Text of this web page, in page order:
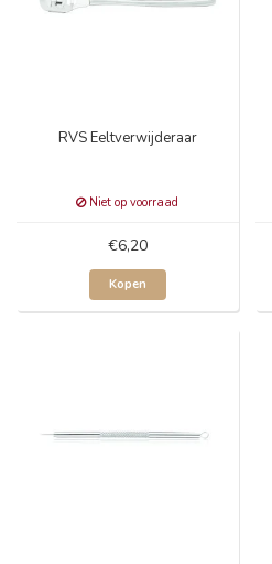
RVS Eeltverwijderaar
Niet op voorraad
€6,20
Kopen